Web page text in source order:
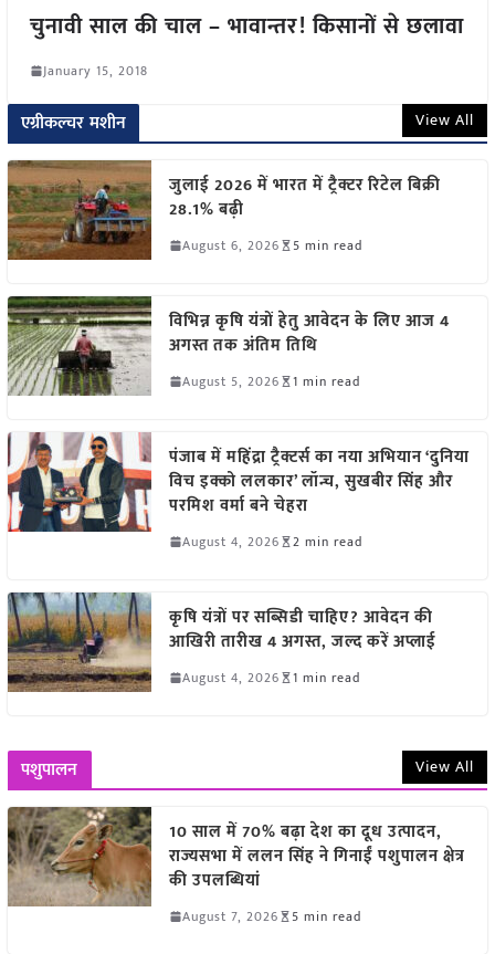
चुनावी साल की चाल – भावान्तर! किसानों से छलावा
January 15, 2018
एग्रीकल्चर मशीन View All
जुलाई 2026 में भारत में ट्रैक्टर रिटेल बिक्री
28.1% बढ़ी
August 6, 2026 5 min read
विभिन्न कृषि यंत्रों हेतु आवेदन के लिए आज 4
अगस्त तक अंतिम तिथि
August 5, 2026 1 min read
पंजाब में महिंद्रा ट्रैक्टर्स का नया अभियान ‘दुनिया
विच इक्को ललकार’ लॉन्च, सुखबीर सिंह और
परमिश वर्मा बने चेहरा
August 4, 2026 2 min read
कृषि यंत्रों पर सब्सिडी चाहिए? आवेदन की
आखिरी तारीख 4 अगस्त, जल्द करें अप्लाई
August 4, 2026 1 min read
पशुपालन View All
10 साल में 70% बढ़ा देश का दूध उत्पादन,
राज्यसभा में ललन सिंह ने गिनाईं पशुपालन क्षेत्र
की उपलब्धियां
August 7, 2026 5 min read